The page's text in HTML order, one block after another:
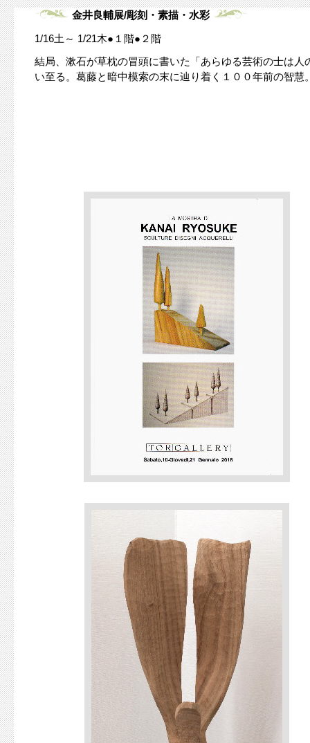
金井良輔展/彫刻・素描・水彩
1/16土～ 1/21木●１階●２階
結局、漱石が草枕の冒頭に書いた「あらゆる芸術の士は
い至る。葛藤と暗中模索の末に辿り着く１００年前の智